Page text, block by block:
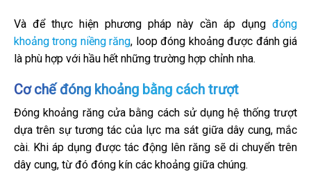
Và để thực hiện phương pháp này cần áp dụng đóng
khoảng trong niềng răng, loop đóng khoảng được đánh giá
là phù hợp với hầu hết những trường hợp chỉnh nha.
Cơ chế đóng khoảng bằng cách trượt
Đóng khoảng răng cửa bằng cách sử dụng hệ thống trượt
dựa trên sự tương tác của lực ma sát giữa dây cung, mắc
cài. Khi áp dụng được tác động lên răng sẽ di chuyển trên
dây cung, từ đó đóng kín các khoảng giữa chúng.